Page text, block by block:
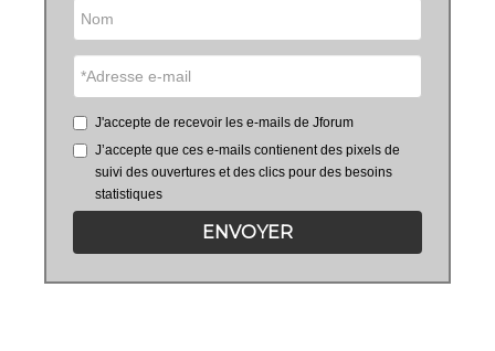
J'accepte de recevoir les e-mails de Jforum
J’accepte que ces e-mails contienent des pixels de
suivi des ouvertures et des clics pour des besoins
statistiques
ENVOYER